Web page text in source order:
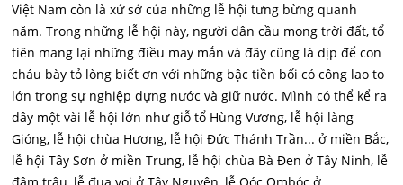
Việt Nam còn là xứ sở của những lễ hội tưng bừng quanh
năm. Trong những lễ hội này, người dân cầu mong trời đất, tổ
tiên mang lại những điều may mắn và đây cũng là dịp để con
cháu bày tỏ lòng biết ơn với những bậc tiền bối có công lao to
lớn trong sự nghiệp dựng nước và giữ nước. Mình có thể kể ra
dây một vài lễ hội lớn như giỗ tổ Hùng Vương, lễ hội làng
Gióng, lễ hội chùa Hương, lễ hội Đức Thánh Trần... ở miền Bắc,
lễ hội Tây Sơn ở miền Trung, lễ hội chùa Bà Đen ở Tây Ninh, lễ